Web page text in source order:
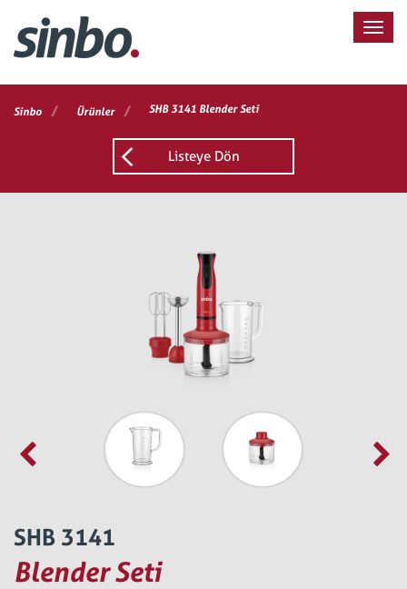
Sinbo / Ürünler / SHB 3141 Blender Seti
Listeye Dön
SHB 3141
Blender Seti